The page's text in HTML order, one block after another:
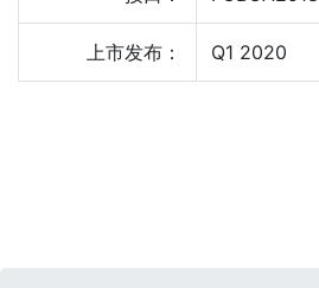
上市发布： Q1 2020